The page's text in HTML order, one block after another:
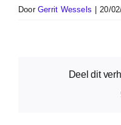
DoorGerrit Wessels 20/
Deel dit